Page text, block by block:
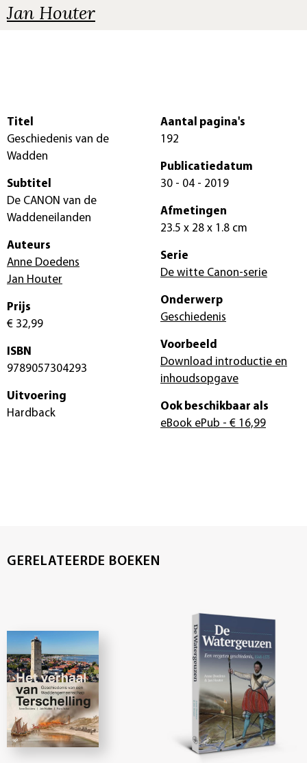
Jan Houter
Titel
Geschiedenis van de
Wadden
Subtitel
De CANON van de
Waddeneilanden
Auteurs
Anne Doedens
Jan Houter
Prijs
€ 32,99
ISBN
9789057304293
Uitvoering
Hardback
Aantal pagina's
192
Publicatiedatum
30 - 04 - 2019
Afmetingen
23.5 x 28 x 1.8 cm
Serie
De witte Canon-serie
Onderwerp
Geschiedenis
Voorbeeld
Download introductie en
inhoudsopgave
Ook beschikbaar als
eBook ePub - € 16,99
GERELATEERDE BOEKEN